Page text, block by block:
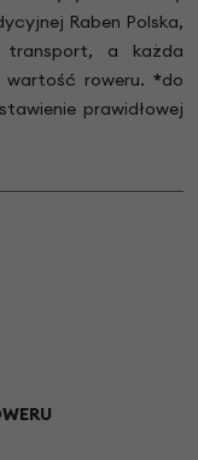
Raben Polska,
transport, a każda
wartość roweru. *do
prawidłowej